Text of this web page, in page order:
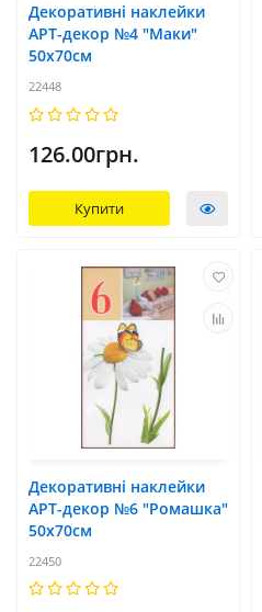
Декоративні наклейки
АРТ-декор №4 "Маки"
50x70см
22448
126.00грн.
Купити
Декоративні наклейки
АРТ-декор №6 "Ромашка"
50x70см
22450